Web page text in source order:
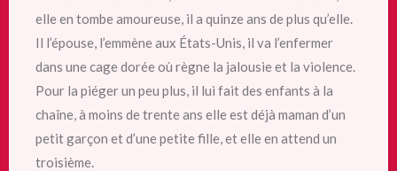
elle en tombe amoureuse, il a quinze ans de plus qu’elle.
Il l’épouse, l’emmène aux États-Unis, il va l’enfermer
dans une cage dorée où règne la jalousie et la violence.
Pour la piéger un peu plus, il lui fait des enfants à la
chaîne, à moins de trente ans elle est déjà maman d’un
petit garçon et d’une petite fille, et elle en attend un
troisième.